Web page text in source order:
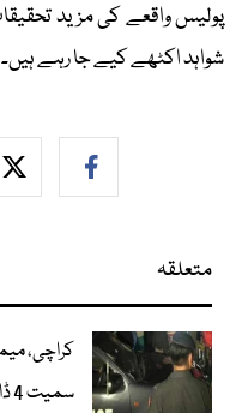
پولیس واقعے کی مزید
شواہد اکٹھے کیے جا رہے ہیں۔
متعلقہ
سمیت 4 ڈاکو گرفتار